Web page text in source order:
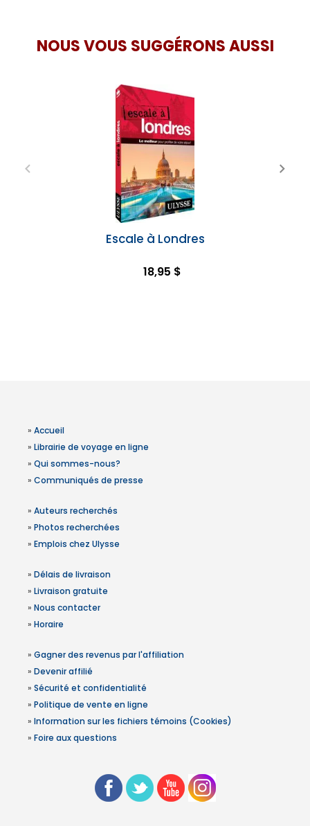
NOUS VOUS SUGGÉRONS AUSSI
Escale à Londres
18,95 $
» Accueil
» Librairie de voyage en ligne
» Qui sommes-nous?
» Communiqués de presse
» Auteurs recherchés
» Photos recherchées
» Emplois chez Ulysse
» Délais de livraison
» Livraison gratuite
» Nous contacter
» Horaire
» Gagner des revenus par l'affiliation
» Devenir affilié
» Sécurité et confidentialité
» Politique de vente en ligne
» Information sur les fichiers témoins (Cookies)
» Foire aux questions